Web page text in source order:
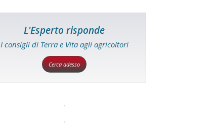
L'Esperto risponde
I consigli di Terra e Vita agli agricoltori
Cerca adesso